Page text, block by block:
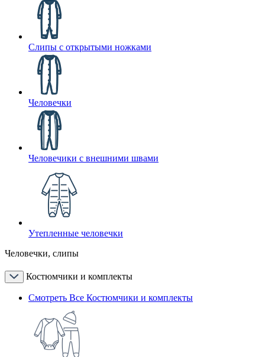
Слипы с открытыми ножками
Человечки
Человечики с внешними швами
Утепленные человечки
Человечки, слипы
Костюмчики и комплекты
Смотреть Все Костюмчики и комплекты